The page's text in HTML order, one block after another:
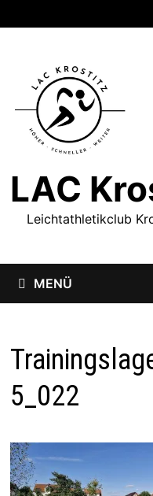
Inhalt
LAC
Leichtathletikclub
MENÜ
5_022